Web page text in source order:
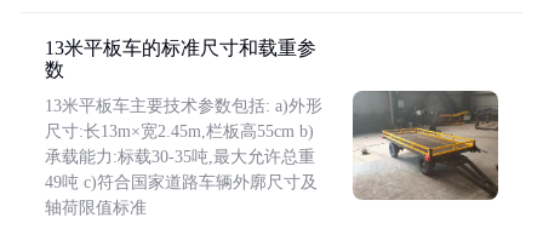
13米平板车的标准尺寸和载重参
数
13米平板车主要技术参数包括: a)外形
尺寸:长13m×宽2.45m,栏板高55cm b)
承载能力:标载30-35吨,最大允许总重
49吨 c)符合国家道路车辆外廓尺寸及
轴荷限值标准